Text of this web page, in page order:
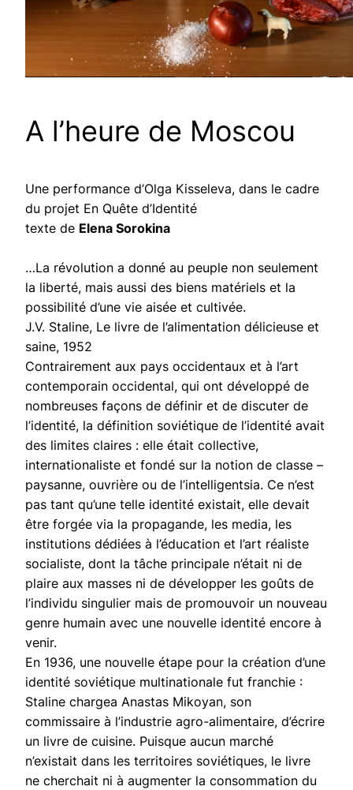
A l’heure de Moscou
Une performance d’Olga Kisseleva, dans le cadre
du projet En Quête d’Identité
texte de Elena Sorokina
…La révolution a donné au peuple non seulement
la liberté, mais aussi des biens matériels et la
possibilité d’une vie aisée et cultivée.
J.V. Staline, Le livre de l’alimentation délicieuse et
saine, 1952
Contrairement aux pays occidentaux et à l’art
contemporain occidental, qui ont développé de
nombreuses façons de définir et de discuter de
l’identité, la définition soviétique de l’identité avait
des limites claires : elle était collective,
internationaliste et fondé sur la notion de classe –
paysanne, ouvrière ou de l’intelligentsia. Ce n’est
pas tant qu’une telle identité existait, elle devait
être forgée via la propagande, les media, les
institutions dédiées à l’éducation et l’art réaliste
socialiste, dont la tâche principale n’était ni de
plaire aux masses ni de développer les goûts de
l’individu singulier mais de promouvoir un nouveau
genre humain avec une nouvelle identité encore à
venir.
En 1936, une nouvelle étape pour la création d’une
identité soviétique multinationale fut franchie :
Staline chargea Anastas Mikoyan, son
commissaire à l’industrie agro-alimentaire, d’écrire
un livre de cuisine. Puisque aucun marché
n’existait dans les territoires soviétiques, le livre
ne cherchait ni à augmenter la consommation du